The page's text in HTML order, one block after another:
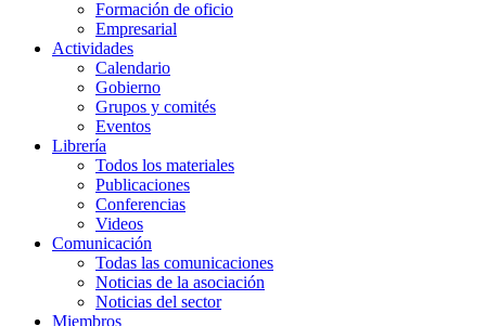
Formación de oficio
Empresarial
Actividades
Calendario
Gobierno
Grupos y comités
Eventos
Librería
Todos los materiales
Publicaciones
Conferencias
Videos
Comunicación
Todas las comunicaciones
Noticias de la asociación
Noticias del sector
Miembros